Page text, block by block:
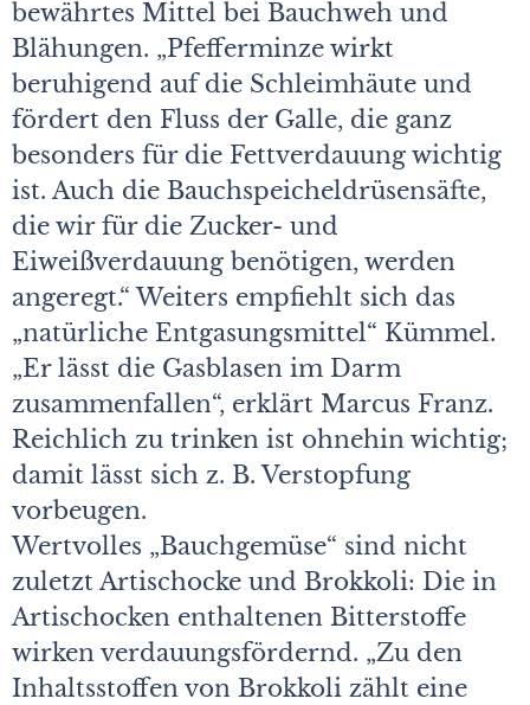
bewährtes Mittel bei Bauchweh und
Blähungen. „Pfefferminze wirkt
beruhigend auf die Schleimhäute und
fördert den Fluss der Galle, die ganz
besonders für die Fettverdauung wichtig
ist. Auch die Bauchspeicheldrüsensäfte,
die wir für die Zucker- und
Eiweißverdauung benötigen, werden
angeregt.“ Weiters empfiehlt sich das
„natürliche Entgasungsmittel“ Kümmel.
„Er lässt die Gasblasen im Darm
zusammenfallen“, erklärt Marcus Franz.
Reichlich zu trinken ist ohnehin wichtig;
damit lässt sich z. B. Verstopfung
vorbeugen.
Wertvolles „Bauchgemüse“ sind nicht
zuletzt Artischocke und Brokkoli: Die in
Artischocken enthaltenen Bitterstoffe
wirken verdauungsfördernd. „Zu den
Inhaltsstoffen von Brokkoli zählt eine